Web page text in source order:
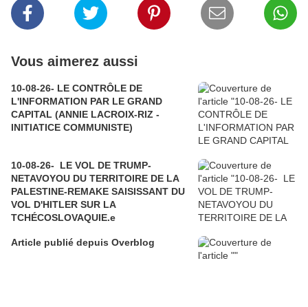
Vous aimerez aussi
10-08-26- LE CONTRÔLE DE
L'INFORMATION PAR LE GRAND
CAPITAL (ANNIE LACROIX-RIZ -
INITIATICE COMMUNISTE)
10-08-26- LE VOL DE TRUMP-
NETAVOYOU DU TERRITOIRE DE LA
PALESTINE-REMAKE SAISISSANT DU
VOL D'HITLER SUR LA
TCHÉCOSLOVAQUIE.e
Article publié depuis Overblog